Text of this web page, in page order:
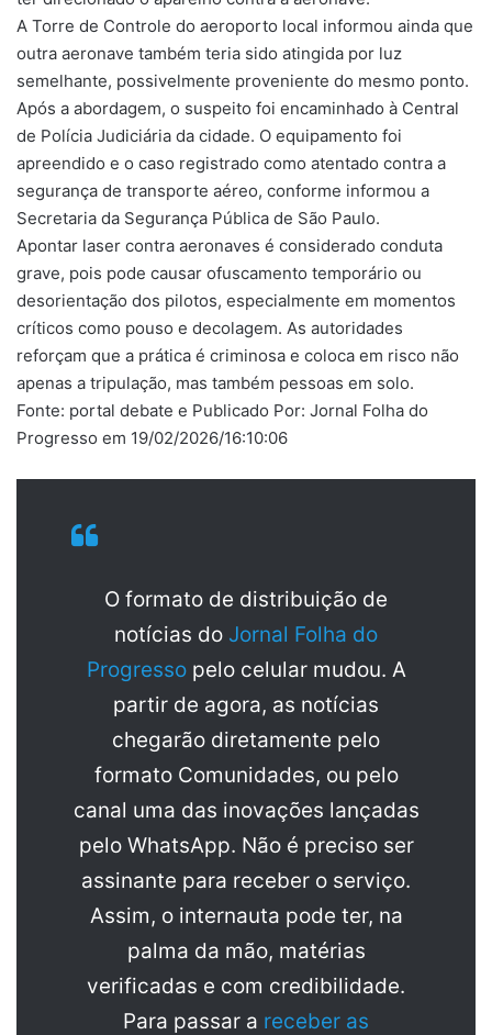
A Torre de Controle do aeroporto local informou ainda que
outra aeronave também teria sido atingida por luz
semelhante, possivelmente proveniente do mesmo ponto.
Após a abordagem, o suspeito foi encaminhado à Central
de Polícia Judiciária da cidade. O equipamento foi
apreendido e o caso registrado como atentado contra a
segurança de transporte aéreo, conforme informou a
Secretaria da Segurança Pública de São Paulo.
Apontar laser contra aeronaves é considerado conduta
grave, pois pode causar ofuscamento temporário ou
desorientação dos pilotos, especialmente em momentos
críticos como pouso e decolagem. As autoridades
reforçam que a prática é criminosa e coloca em risco não
apenas a tripulação, mas também pessoas em solo.
Fonte: portal debate e Publicado Por: Jornal Folha do
Progresso em 19/02/2026/16:10:06
O formato de distribuição de
notícias do Jornal Folha do
Progresso pelo celular mudou. A
partir de agora, as notícias
chegarão diretamente pelo
formato Comunidades, ou pelo
canal uma das inovações lançadas
pelo WhatsApp. Não é preciso ser
assinante para receber o serviço.
Assim, o internauta pode ter, na
palma da mão, matérias
verificadas e com credibilidade.
Para passar a receber as